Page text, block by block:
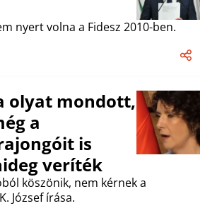
nyert volna a Fidesz 2010-ben.
olyat mondott,
a
is
veríték
köszönik, nem kérnek a
József írása.